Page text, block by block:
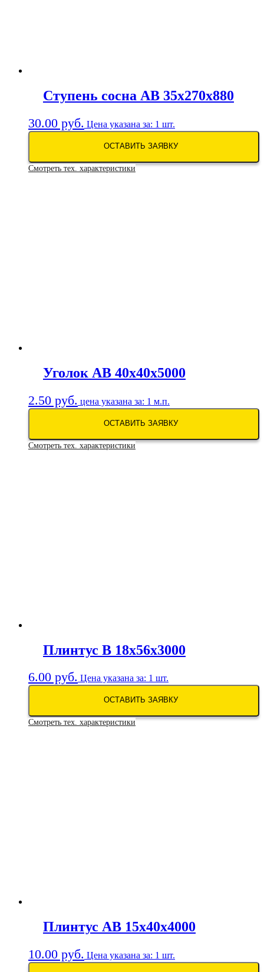
Ступень сосна АВ 35х270х880
30.00 руб. Цена указана за: 1 шт.
ОСТАВИТЬ ЗАЯВКУ
Смотреть тех. характеристики
Уголок АВ 40х40х5000
2.50 руб. цена указана за: 1 м.п.
ОСТАВИТЬ ЗАЯВКУ
Смотреть тех. характеристики
Плинтус В 18х56х3000
6.00 руб. Цена указана за: 1 шт.
ОСТАВИТЬ ЗАЯВКУ
Смотреть тех. характеристики
Плинтус АВ 15х40х4000
10.00 руб. Цена указана за: 1 шт.